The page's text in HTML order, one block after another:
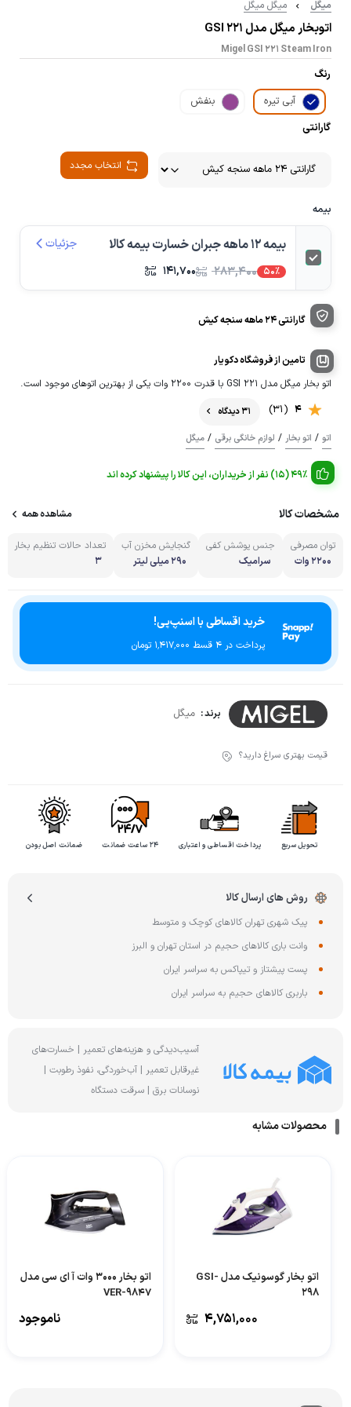
میگل میگل میگل
اتوبخار میگل مدل GSI 221
Migel GSI 221 Steam Iron
رنگ
آبی تیره
بنفش
گارانتی
انتخاب مجدد
بیمه
بیمه 12 ماهه جبران خسارت بیمه کالا
50% ۲۸۳,۴۰۰ ۱۴۱,۷۰۰
جزئیات
گارانتی 24 ماهه سنجه کیش
تامین از فروشگاه دکویار
اتو بخار میگل مدل GSI 221 با قدرت 2200 وات یکی از بهترین اتو‌‌‌‌های موجود است.
4
(31)
31 دیدگاه
اتو / اتو بخار / لوازم خانگی برقی / میگل
49% (15) نفر از خریداران، این کالا را پیشنهاد کرده اند
مشخصات کالا مشاهده همه
توان مصرفی
2200 وات
جنس پوشش کفی
سرامیک
گنجایش مخزن آب
۲۹۰ میلی لیتر
تعداد حالات تنظیم بخار
3
خرید اقساطی با اسنپ‌پی!
پرداخت در 4 قسط ۱٬۴۱۷٬۰۰۰ تومان
برند : میگل
قیمت بهتری سراغ دارید؟
تحویل سریع پرداخت اقساطی و اعتباری ۲۴ ساعت ضمانت ضمانت اصل بودن
روش های ارسال کالا
پیک شهری تهران کالاهای کوچک و متوسط
وانت باری کالاهای حجیم در استان تهران و البرز
پست پیشتاز و تیپاکس به سراسر ایران
باربری کالاهای حجیم به سراسر ایران
آسیب‌دیدگی و هزینه‌های تعمیر | خسارت‌های
غیرقابل تعمیر | آب‌خوردگی، نفوذ رطوبت |
نوسانات برق | سرقت دستگاه
محصولات مشابه
اتو بخار گوسونیک مدل GSI-
298
۴,۷۵۱,۰۰۰
اتو بخار 3000 وات آ ای سی مدل
VER-9847
ناموجود